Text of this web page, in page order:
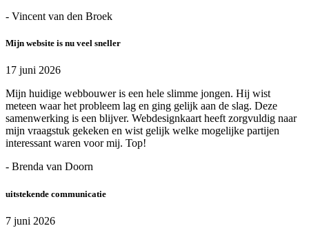
- Vincent van den Broek
Mijn website is nu veel sneller
17 juni 2026
Mijn huidige webbouwer is een hele slimme jongen. Hij wist
meteen waar het probleem lag en ging gelijk aan de slag. Deze
samenwerking is een blijver. Webdesignkaart heeft zorgvuldig naar
mijn vraagstuk gekeken en wist gelijk welke mogelijke partijen
interessant waren voor mij. Top!
- Brenda van Doorn
uitstekende communicatie
7 juni 2026